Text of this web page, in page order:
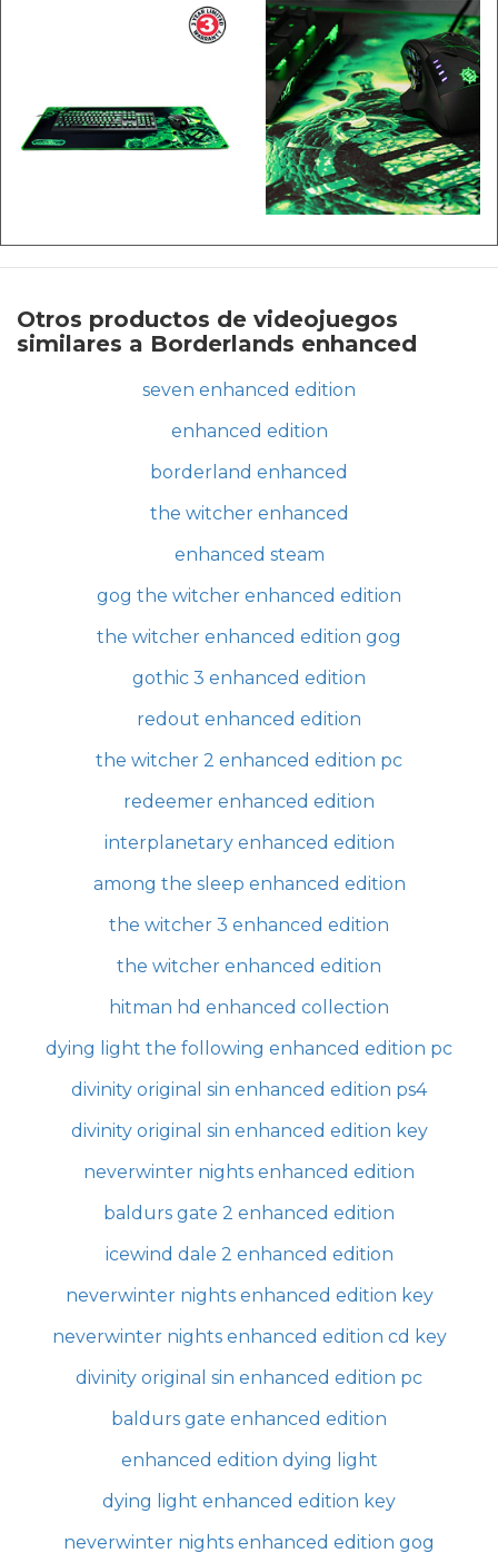
Otros productos de videojuegos
similares a Borderlands enhanced
seven enhanced edition
enhanced edition
borderland enhanced
the witcher enhanced
enhanced steam
gog the witcher enhanced edition
the witcher enhanced edition gog
gothic 3 enhanced edition
redout enhanced edition
the witcher 2 enhanced edition pc
redeemer enhanced edition
interplanetary enhanced edition
among the sleep enhanced edition
the witcher 3 enhanced edition
the witcher enhanced edition
hitman hd enhanced collection
dying light the following enhanced edition pc
divinity original sin enhanced edition ps4
divinity original sin enhanced edition key
neverwinter nights enhanced edition
baldurs gate 2 enhanced edition
icewind dale 2 enhanced edition
neverwinter nights enhanced edition key
neverwinter nights enhanced edition cd key
divinity original sin enhanced edition pc
baldurs gate enhanced edition
enhanced edition dying light
dying light enhanced edition key
neverwinter nights enhanced edition gog